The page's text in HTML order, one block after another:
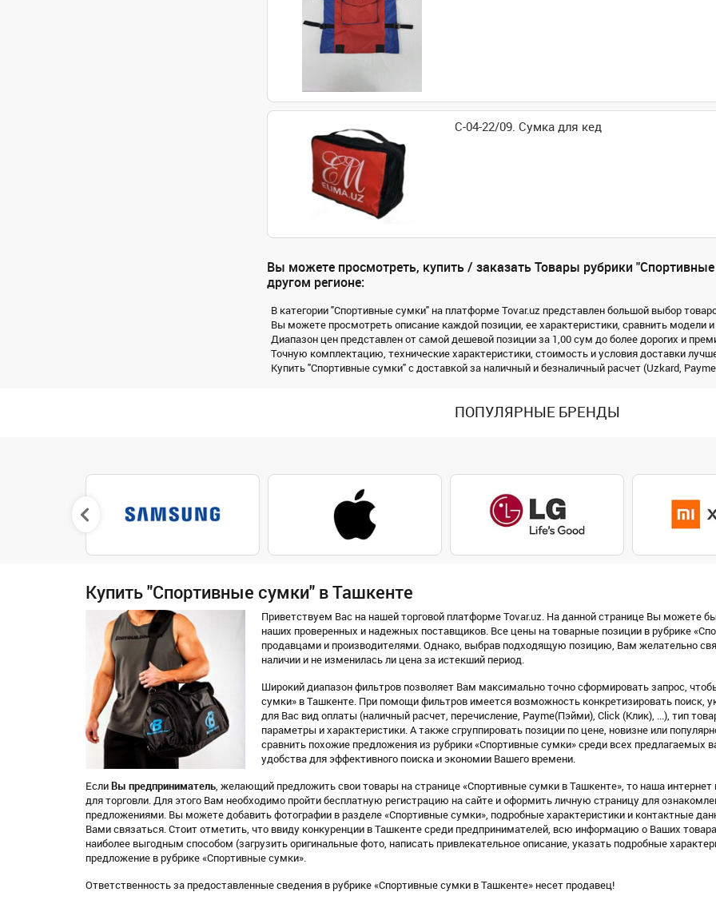
С-04-22/09. Сумка для кед
Вы можете просмотреть, купить / заказать Товары рубрики
другом регионе:
В категории "Спортивные сумки" на платформе Tovar.uz представлен большой выбор
Вы можете просмотреть описание каждой позиции, ее характеристики, сравнить модели
Диапазон цен представлен от самой дешевой позиции за 1,00 сум до более дорогих и
Точную комплектацию, технические характеристики, стоимость и условия доставки
Купить "Спортивные сумки" с доставкой за наличный и безналичный расчет (Uzkard,
ПОПУЛЯРНЫЕ БРЕНДЫ
Купить "Спортивные сумки" в Ташкенте
Приветствуем Вас на нашей торговой платформе Tovar.uz. На данной странице Вы можете
наших проверенных и надежных поставщиков. Все цены на товарные позиции в рубрике
продавцами и производителями. Однако, выбрав подходящую позицию, Вам желательно
наличии и не изменилась ли цена за истекший период.
Широкий диапазон фильтров позволяет Вам максимально точно сформировать запрос,
сумки» в Ташкенте. При помощи фильтров имеется возможность конкретизировать поиск,
для Вас вид оплаты (наличный расчет, перечисление, Payme(Пэйми), Click (Клик), ...), тип
параметры и характеристики. А также сгруппировать позиции по цене, новизне или
сравнить похожие предложения из рубрики «Спортивные сумки» среди всех предлагаемых
удобства для эффективного поиска и экономии Вашего времени.
Если Вы предприниматель , желающий предложить свои товары на странице «Спортивные сумки в Ташкенте», то наша
для торговли. Для этого Вам необходимо пройти бесплатную регистрацию на сайте и оформить личную страницу для
предложениями. Вы можете добавить фотографии в разделе «Спортивные сумки», подробные характеристики и контактные
Вами связаться. Стоит отметить, что ввиду конкуренции в Ташкенте среди предпринимателей, всю информацию о Ваших
наиболее выгодным способом (загрузить оригинальные фото, написать привлекательное описание, указать подробные
предложение в рубрике «Спортивные сумки».
Ответственность за предоставленные сведения в рубрике «Спортивные сумки в Ташкенте» несет продавец!